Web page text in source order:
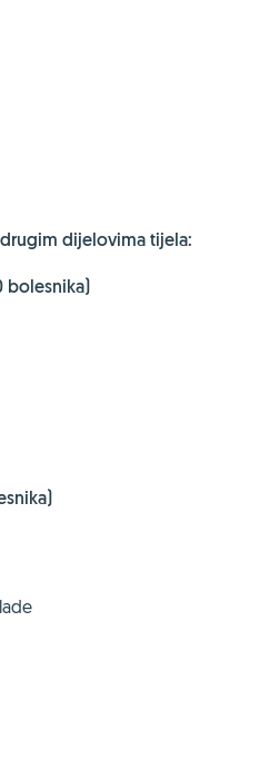
dijelovima tijela:
bolesnika)